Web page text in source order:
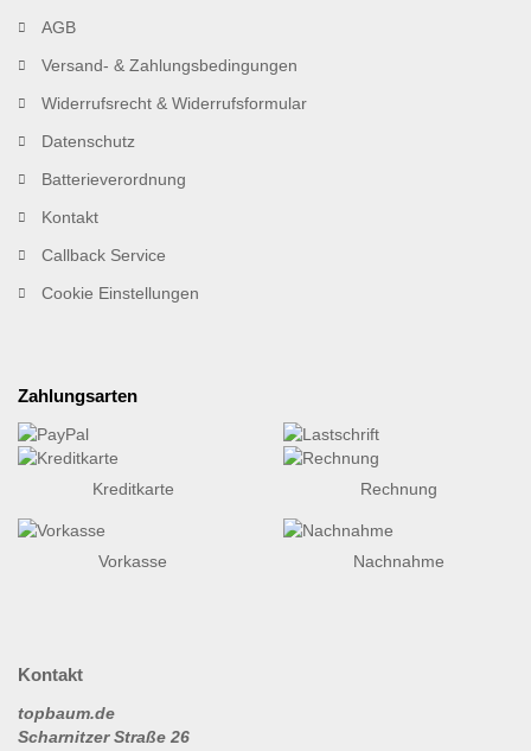
AGB
Versand- & Zahlungsbedingungen
Widerrufsrecht & Widerrufsformular
Datenschutz
Batterieverordnung
Kontakt
Callback Service
Cookie Einstellungen
Zahlungsarten
Kreditkarte Rechnung
Vorkasse Nachnahme
Kontakt
topbaum.de
Scharnitzer Straße 26